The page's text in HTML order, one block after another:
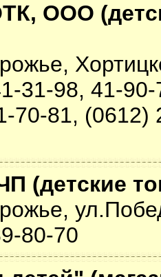
ООО
31-98, 41-
70-81, (0612)
(детские
80-70